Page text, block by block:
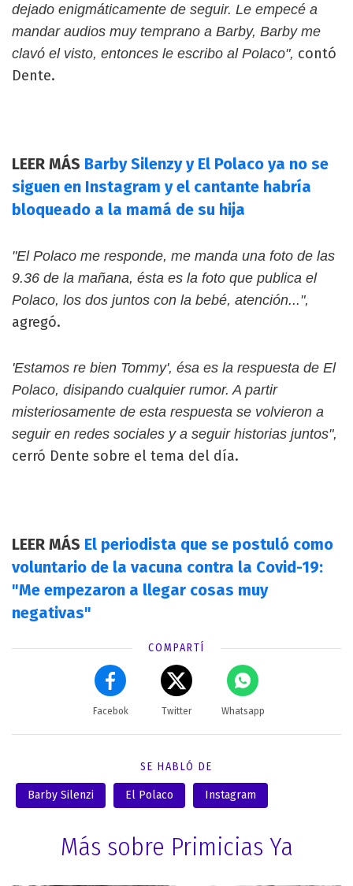
dejado enigmáticamente de seguir. Le empecé a
mandar audios muy temprano a Barby, Barby me
clavó el visto, entonces le escribo al Polaco", contó
Dente.
LEER MÁS Barby Silenzy y El Polaco ya no se
siguen en Instagram y el cantante habría
bloqueado a la mamá de su hija
"El Polaco me responde, me manda una foto de las
9.36 de la mañana, ésta es la foto que publica el
Polaco, los dos juntos con la bebé, atención...",
agregó.
'Estamos re bien Tommy', ésa es la respuesta de El
Polaco, disipando cualquier rumor. A partir
misteriosamente de esta respuesta se volvieron a
seguir en redes sociales y a seguir historias juntos",
cerró Dente sobre el tema del día.
LEER MÁS El periodista que se postuló como
voluntario de la vacuna contra la Covid-19:
"Me empezaron a llegar cosas muy
negativas"
COMPARTÍ
Facebok Twitter Whatsapp
SE HABLÓ DE
Barby Silenzi El Polaco Instagram
Más sobre Primicias Ya